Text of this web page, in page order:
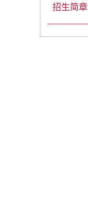
招生简章